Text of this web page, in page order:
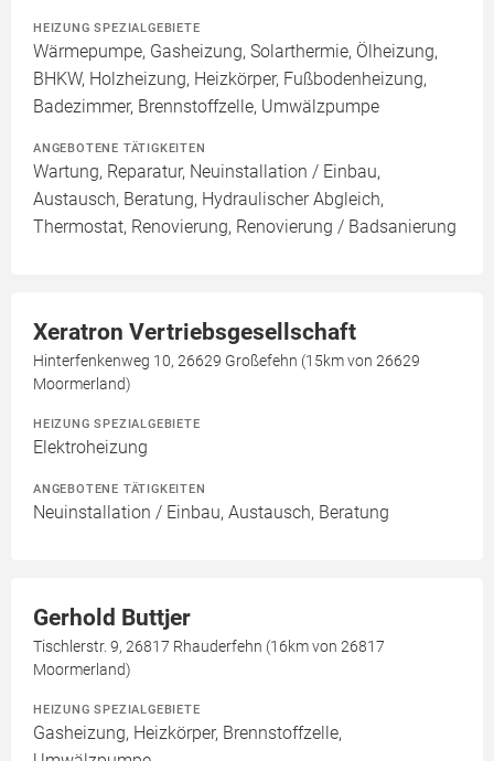
HEIZUNG SPEZIALGEBIETE
Wärmepumpe, Gasheizung, Solarthermie, Ölheizung,
BHKW, Holzheizung, Heizkörper, Fußbodenheizung,
Badezimmer, Brennstoffzelle, Umwälzpumpe
ANGEBOTENE TÄTIGKEITEN
Wartung, Reparatur, Neuinstallation / Einbau,
Austausch, Beratung, Hydraulischer Abgleich,
Thermostat, Renovierung, Renovierung / Badsanierung
Xeratron Vertriebsgesellschaft
Hinterfenkenweg 10, 26629 Großefehn (15km von 26629
Moormerland)
HEIZUNG SPEZIALGEBIETE
Elektroheizung
ANGEBOTENE TÄTIGKEITEN
Neuinstallation / Einbau, Austausch, Beratung
Gerhold Buttjer
Tischlerstr. 9, 26817 Rhauderfehn (16km von 26817
Moormerland)
HEIZUNG SPEZIALGEBIETE
Gasheizung, Heizkörper, Brennstoffzelle,